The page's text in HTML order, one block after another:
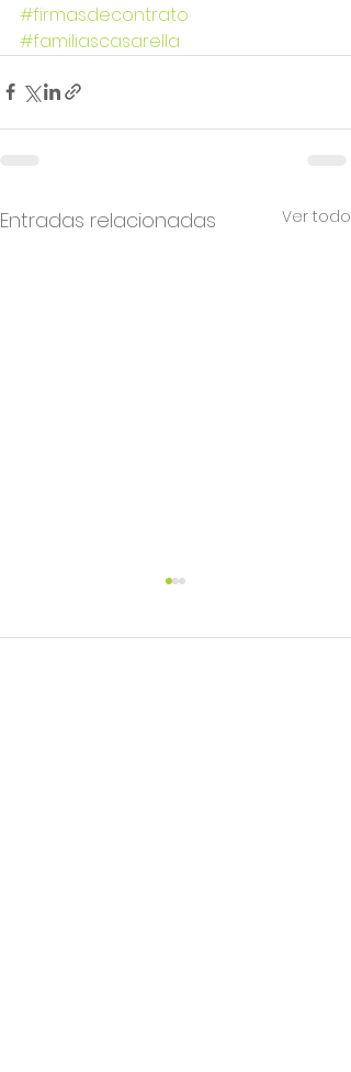
#firmasdecontrato
#familiascasarella
Entradas relacionadas Ver todo